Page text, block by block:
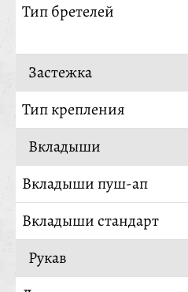
Тип бретелей
Застежка
Тип крепления
Вкладыши
Вкладыши пуш-ап
Вкладыши стандарт
Рукав